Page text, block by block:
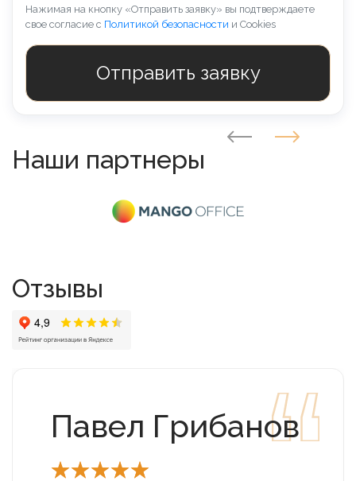
Нажимая на кнопку «Отправить заявку» вы подтверждаете
свое согласие с Политикой безопасности и Cookies
Наши партнеры
Отзывы
Павел Грибанов